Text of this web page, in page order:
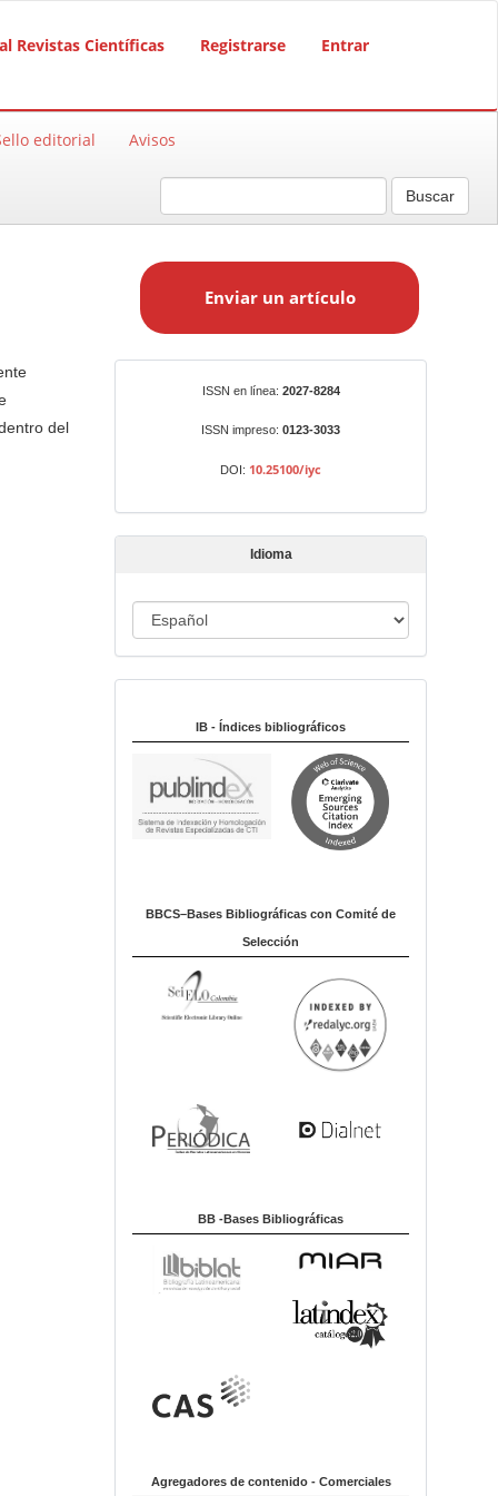
Revistas Científicas Registrarse Entrar
editorial Avisos
Buscar
del
a
t
í
o
Enviar un artículo
ISSN en línea: 2027-8284
ISSN impreso: 0123-3033
DOI: 10.25100/iyc
Idioma
d
m
IB - Índices bibliográficos
BBCS–Bases Bibliográficas con Comité de
Selección
BB -Bases Bibliográficas
Agregadores de contenido - Comerciales